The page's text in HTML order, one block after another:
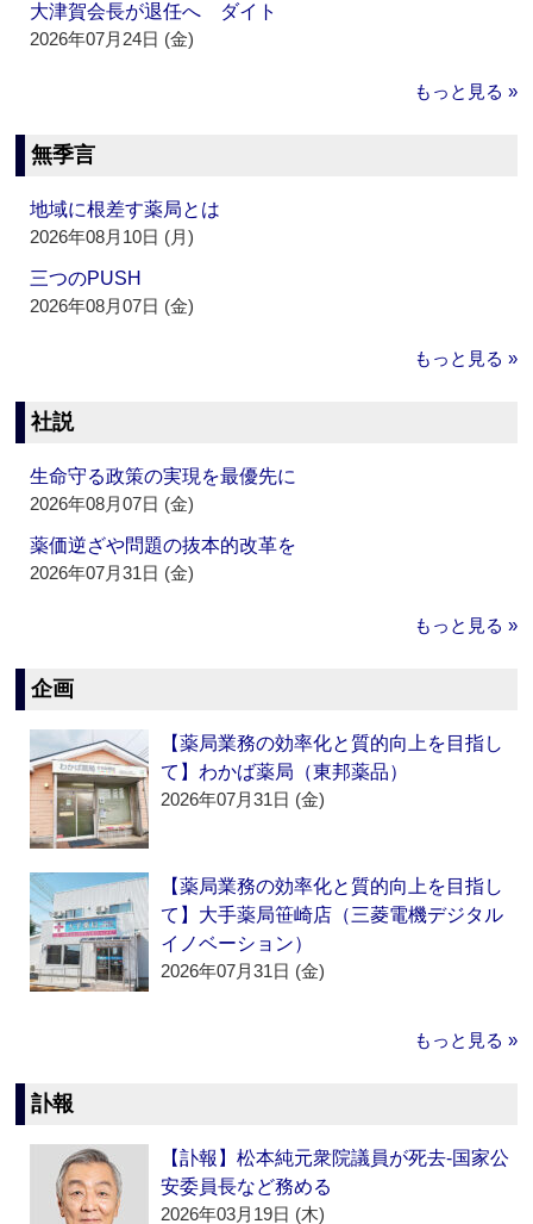
大津賀会長が退任へ ダイト
2026年07月24日 (金)
もっと見る »
無季言
地域に根差す薬局とは
2026年08月10日 (月)
三つのPUSH
2026年08月07日 (金)
もっと見る »
社説
生命守る政策の実現を最優先に
2026年08月07日 (金)
薬価逆ざや問題の抜本的改革を
2026年07月31日 (金)
もっと見る »
企画
【薬局業務の効率化と質的向上を目指し
て】わかば薬局（東邦薬品）
2026年07月31日 (金)
【薬局業務の効率化と質的向上を目指し
て】大手薬局笹崎店（三菱電機デジタル
イノベーション）
2026年07月31日 (金)
もっと見る »
訃報
【訃報】松本純元衆院議員が死去‐国家公
安委員長など務める
2026年03月19日 (木)